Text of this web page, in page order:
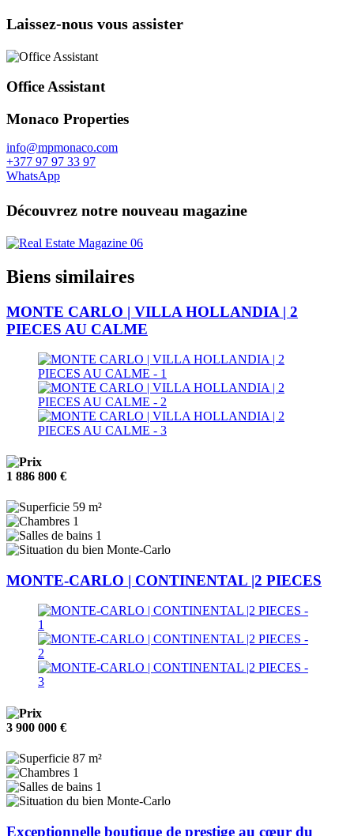
Laissez-nous vous assister
Office Assistant
Monaco Properties
info@mpmonaco.com
+377 97 97 33 97
WhatsApp
Découvrez notre nouveau magazine
Biens similaires
MONTE CARLO | VILLA HOLLANDIA | 2
PIECES AU CALME
1 886 800 €
59 m²
1
1
Monte-Carlo
MONTE-CARLO | CONTINENTAL |2 PIECES
3 900 000 €
87 m²
1
1
Monte-Carlo
Exceptionnelle boutique de prestige au cœur du